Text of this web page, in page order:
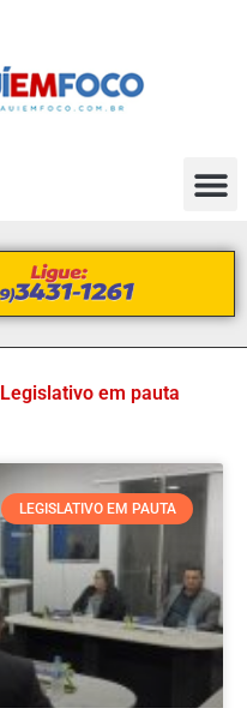
Legislativo em pauta
LEGISLATIVO EM PAUTA